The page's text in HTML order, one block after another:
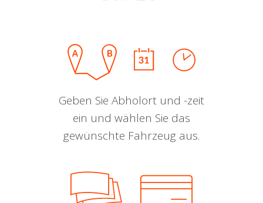
Geben Sie Abholort und -zeit
ein und wählen Sie das
gewünschte Fahrzeug aus.